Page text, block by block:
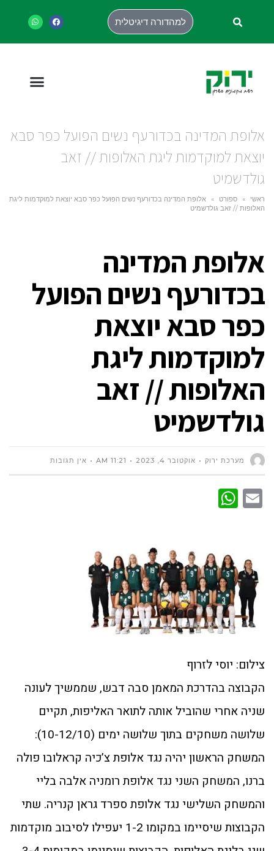
למהדורה דיגיטלית
אלופת המדינה בכדורעף נשים הפועל כפר סבא
יוצאת למוקדמות ליגת האלופות // זאב
גולדשמיט
ראשי » ספורט »
אלופת המדינה בכדורעף נשים הפועל כפר סבא יוצאת למוקדמות ליגת
האלופות // זאב גולדשמיט
אלופת המדינה
בכדורעף נשים הפועל
כפר סבא יוצאת
למוקדמות ליגת
האלופות // זאב
גולדשמיט
מערכת ירוק אוקטובר 4, 2023 11:21 AM אין תגובות
Email
צילום: יוסי לזרוף
הקבוצה בהדרכת המאמן סבה דבש, שממשיך לעונה
שניה אחרי שהוביל אותה לתואר האליפות, תקיים
שלושה משחקים בתוך שלושה ימים (10-12/10):
המשחק הראשון יהיה נגד אלופת צ’כיה קראלובו פולה
ברנו, המשחק השני נגד אלופת רומניה אלבה בליי
והמשחק השלישי נגד אלופת ספרד גראן קנריה. שתי
הקבוצות שיסיימו במקומו 1-2 יעפילו לסיבוב מוקדמות